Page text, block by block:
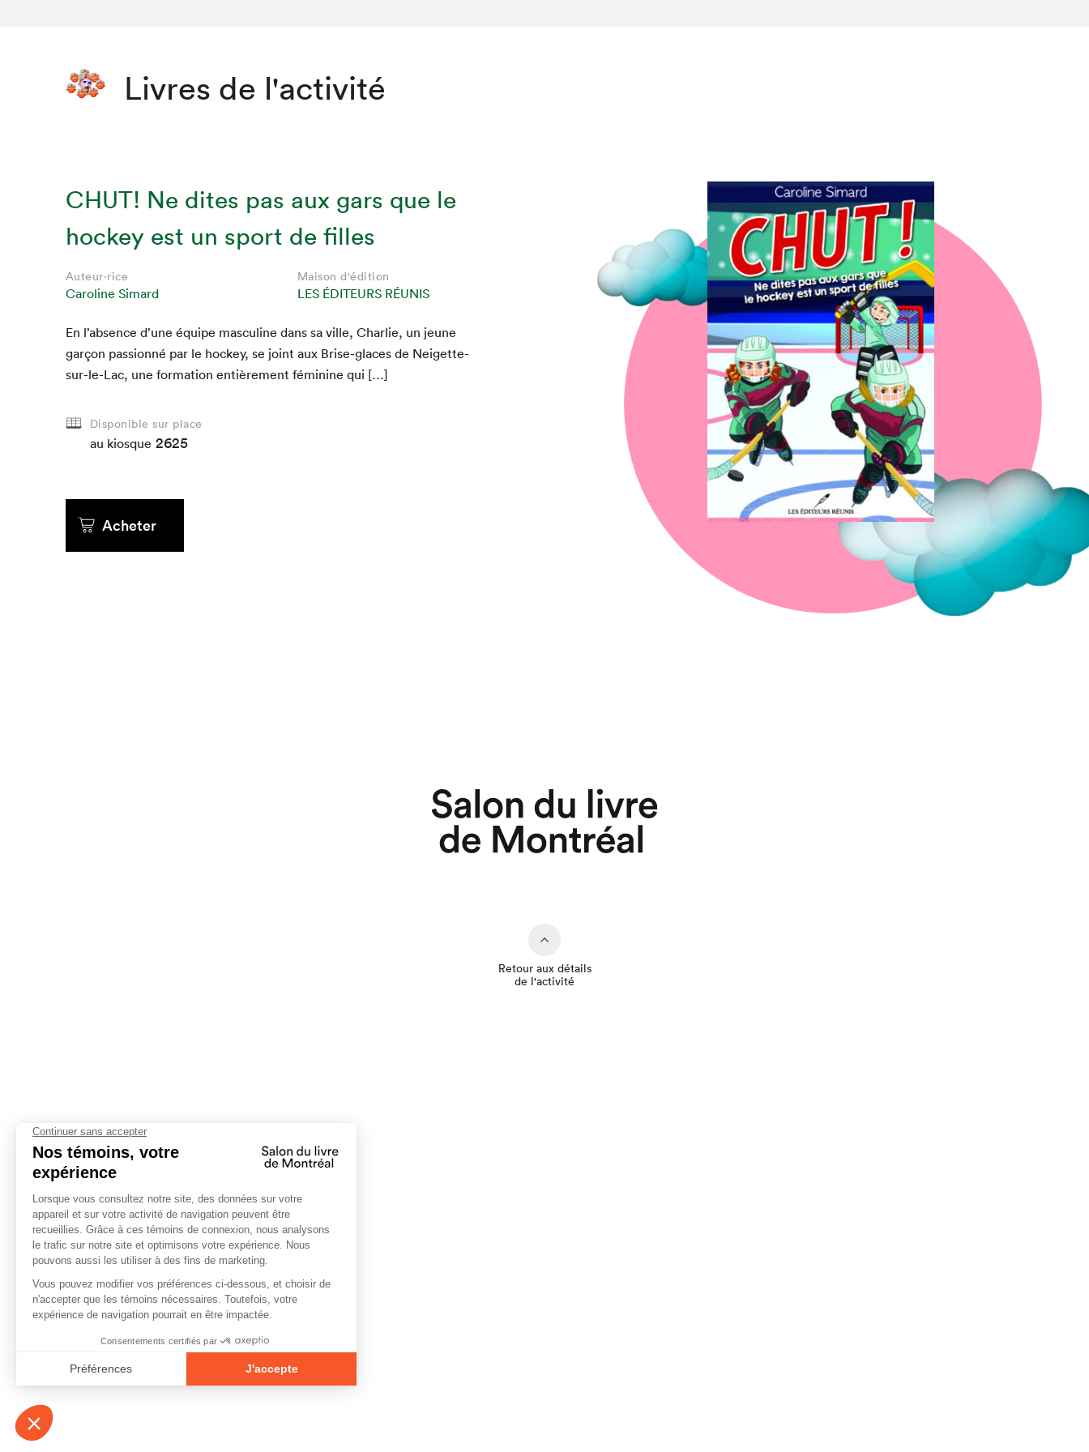
Que cherchez-vous?
Fermer
Livres de l'activité
CHUT! Ne dites pas aux gars que le
hockey est un sport de filles
Auteur·rice
Caroline Simard
Maison d'édition
LES ÉDITEURS RÉUNIS
En l’absence d’une équipe mas­cu­line dans sa ville, Char­lie, un jeune
garçon pas­sion­né par le hock­ey, se joint aux Brise-glaces de Neigette-
sur-le-Lac, une for­ma­tion entière­ment fémi­nine qui […]
Disponible sur place
au kiosque 2625
Acheter
Retour aux détails
de l'activité